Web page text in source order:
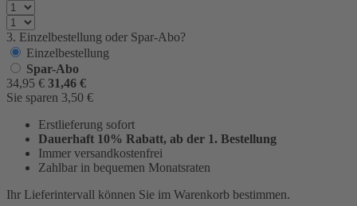
3. Einzelbestellung oder Spar-Abo?
Einzelbestellung
Spar-Abo
34,95 € 31,46 €
Sie sparen 3,50 €
Erstlieferung sofort
Dauerhaft 10% Rabatt, ab der 1. Bestellung
Immer versandkostenfrei
Zahlbar in bequemen Monatsraten
Ihr Lieferintervall können Sie im Warenkorb bestimmen.